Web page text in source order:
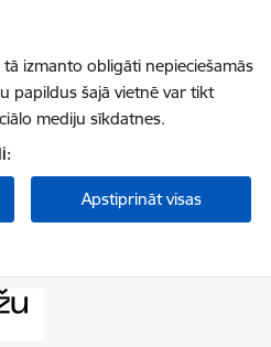
izmanto obligāti nepieciešamās
papildus šajā vietnē var tikt
mediju sīkdatnes.
Apstiprināt visas